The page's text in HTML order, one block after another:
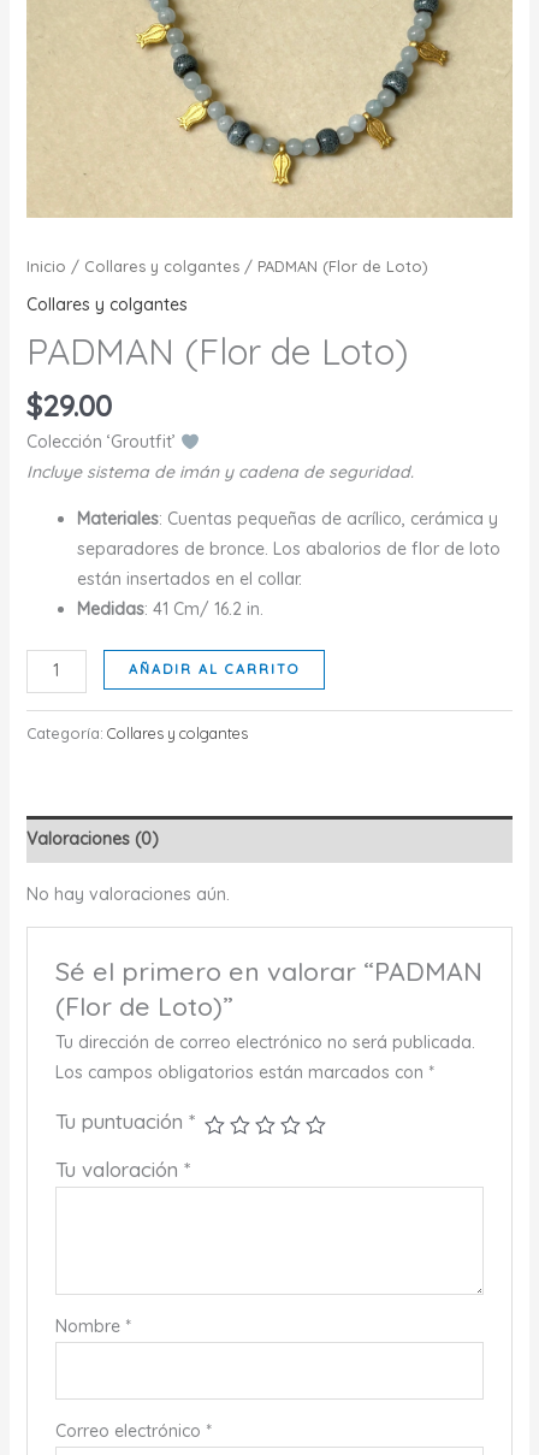
Inicio / Collares y colgantes/ PADMAN (Flor de Loto)
Collares y colgantes
PADMAN (Flor de Loto)
$29.00
Colección ‘Groutfit’
Incluye sistema de imán y cadena de seguridad.
Materiales: Cuentas pequeñas de acrílico, cerámica y
separadores de bronce. Los abalorios de flor de loto
están insertados en el collar.
Medidas: 41 Cm/ 16.2 in.
PADMAN
(Flor
de
AÑADIR AL CARRITO
Categoría: Collares y colgantes
Valoraciones (0)
No hay valoraciones aún.
Sé el primero en valorar “PADMAN
(Flor de Loto)”
Tu dirección de correo electrónico no será publicada.
Los campos obligatorios están marcados con *
Tu puntuación *
Tu valoración *
Nombre *
Correo electrónico *